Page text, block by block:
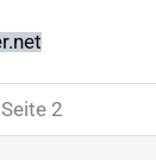
Seite 2